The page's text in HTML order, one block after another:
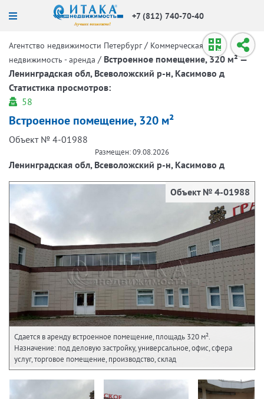
+7 (812) 740-70-40
Агентство недвижимости Петербург / Коммерческая
недвижимость - аренда / Встроенное помещение, 320 м² —
Ленинградская обл, Всеволожский р-н, Касимово д
Статистика просмотров:
58
Встроенное помещение, 320 м²
Объект № 4-01988
Размещен: 09.08.2026
Ленинградская обл, Всеволожский р-н, Касимово д
Объект № 4-01988
Сдается в аренду встроенное помещение, площадь 320 м².
Назначение: под деловую застройку, универсальное, офис, сфера
услуг, торговое помещение, производство, склад